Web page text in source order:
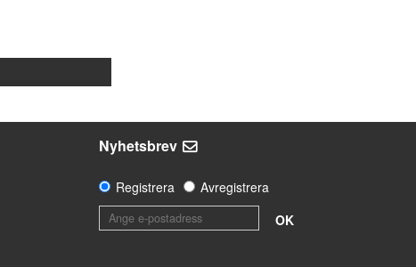
Nyhetsbrev
Registrera
Avregistrera
OK